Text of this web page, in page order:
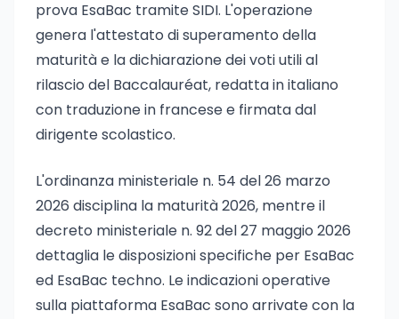
prova EsaBac tramite SIDI. L'operazione
genera l'attestato di superamento della
maturità e la dichiarazione dei voti utili al
rilascio del Baccalauréat, redatta in italiano
con traduzione in francese e firmata dal
dirigente scolastico.
L'ordinanza ministeriale n. 54 del 26 marzo
2026 disciplina la maturità 2026, mentre il
decreto ministeriale n. 92 del 27 maggio 2026
dettaglia le disposizioni specifiche per EsaBac
ed EsaBac techno. Le indicazioni operative
sulla piattaforma EsaBac sono arrivate con la